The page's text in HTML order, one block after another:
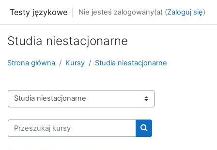
Testy językowe Nie jesteś zalogowany(a) (Zaloguj się)
Studia niestacjonarne
Strona główna Kursy Studia niestacjonarne
Kategorie kursów
Przeszukaj kursy
Przeszukaj kursy